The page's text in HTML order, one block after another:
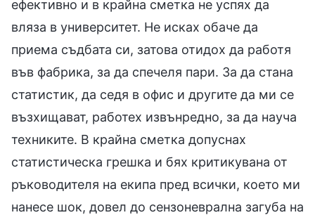
ефективно и в крайна сметка не успях да
вляза в университет. Не исках обаче да
приема съдбата си, затова отидох да работя
във фабрика, за да спечеля пари. За да стана
статистик, да седя в офис и другите да ми се
възхищават, работех извънредно, за да науча
техниките. В крайна сметка допуснах
статистическа грешка и бях критикувана от
ръководителя на екипа пред всички, което ми
нанесе шок, довел до сензоневрална загуба на